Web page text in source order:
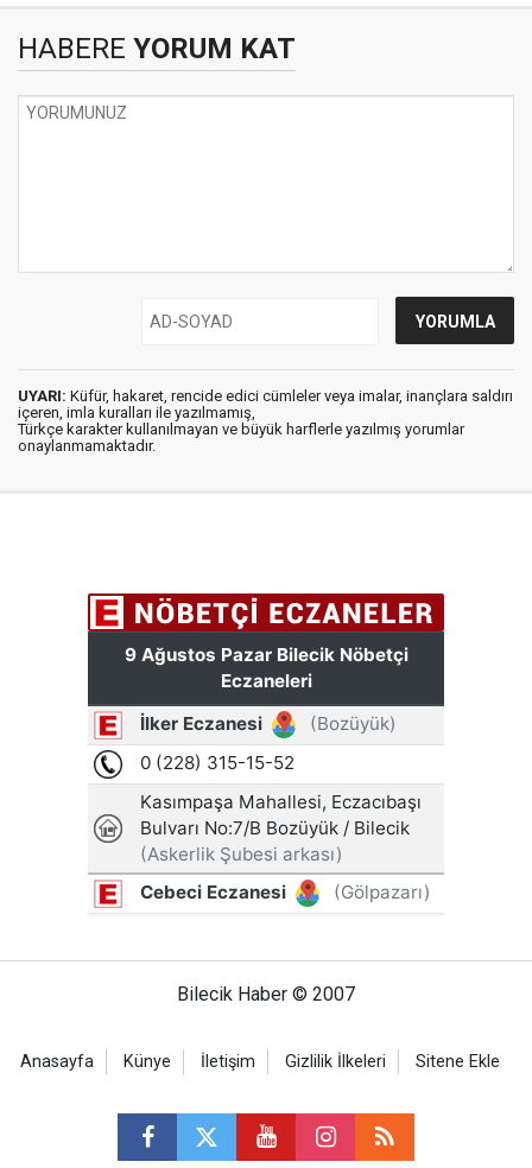
HABERE YORUM KAT
UYARI: Küfür, hakaret, rencide edici cümleler veya imalar, inançlara saldırı
içeren, imla kuralları ile yazılmamış,
Türkçe karakter kullanılmayan ve büyük harflerle yazılmış yorumlar
onaylanmamaktadır.
Bilecik Haber © 2007
Anasayfa Künye İletişim Gizlilik İlkeleri Sitene Ekle